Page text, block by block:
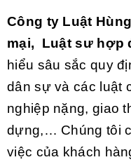
Công ty Luật
mại, Luật sư hợp
hiểu sâu sắc quy
dân sự và các luật
nghiệp nặng, giao
dựng,… Chúng tôi
việc của khách